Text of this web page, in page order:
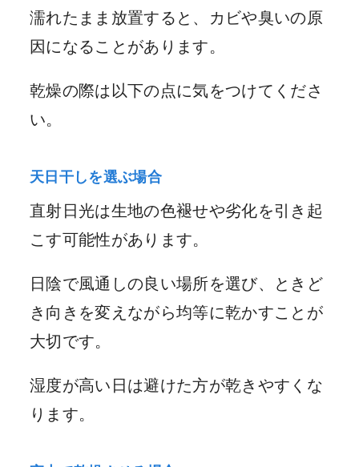
濡れたまま放置すると、カビや臭いの原
因になることがあります。
乾燥の際は以下の点に気をつけてくださ
い。
天日干しを選ぶ場合
直射日光は生地の色褪せや劣化を引き起
こす可能性があります。
日陰で風通しの良い場所を選び、ときど
き向きを変えながら均等に乾かすことが
大切です。
湿度が高い日は避けた方が乾きやすくな
ります。